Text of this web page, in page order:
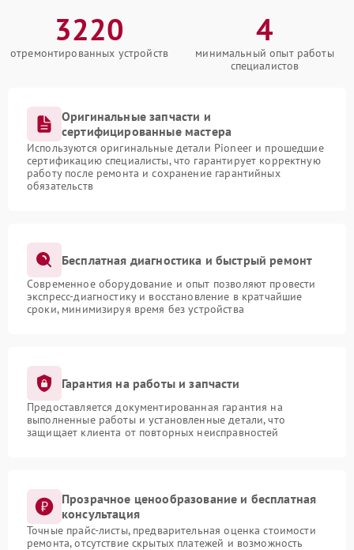
3220
отремонтированных устройств
4
минимальный опыт работы
специалистов
Оригинальные запчасти и
сертифицированные мастера
Используются оригинальные детали Pioneer и прошедшие
сертификацию специалисты, что гарантирует корректную
работу после ремонта и сохранение гарантийных
обязательств
Бесплатная диагностика и быстрый ремонт
Современное оборудование и опыт позволяют провести
экспресс-диагностику и восстановление в кратчайшие
сроки, минимизируя время без устройства
Гарантия на работы и запчасти
Предоставляется документированная гарантия на
выполненные работы и установленные детали, что
защищает клиента от повторных неисправностей
Прозрачное ценообразование и бесплатная
консультация
Точные прайс-листы, предварительная оценка стоимости
ремонта, отсутствие скрытых платежей и возможность